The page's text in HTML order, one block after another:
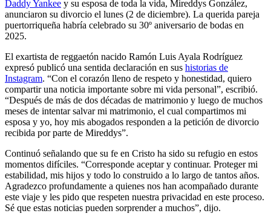
Daddy Yankee y su esposa de toda la vida, Mireddys González,
anunciaron su divorcio el lunes (2 de diciembre). La querida pareja
puertorriqueña habría celebrado su 30º aniversario de bodas en
2025.
El exartista de reggaetón nacido Ramón Luis Ayala Rodríguez
expresó publicó una sentida declaración en sus historias de
Instagram. “Con el corazón lleno de respeto y honestidad, quiero
compartir una noticia importante sobre mi vida personal”, escribió.
“Después de más de dos décadas de matrimonio y luego de muchos
meses de intentar salvar mi matrimonio, el cual compartimos mi
esposa y yo, hoy mis abogados responden a la petición de divorcio
recibida por parte de Mireddys”.
Continuó señalando que su fe en Cristo ha sido su refugio en estos
momentos difíciles. “Corresponde aceptar y continuar. Proteger mi
estabilidad, mis hijos y todo lo construido a lo largo de tantos años.
Agradezco profundamente a quienes nos han acompañado durante
este viaje y les pido que respeten nuestra privacidad en este proceso.
Sé que estas noticias pueden sorprender a muchos”, dijo.